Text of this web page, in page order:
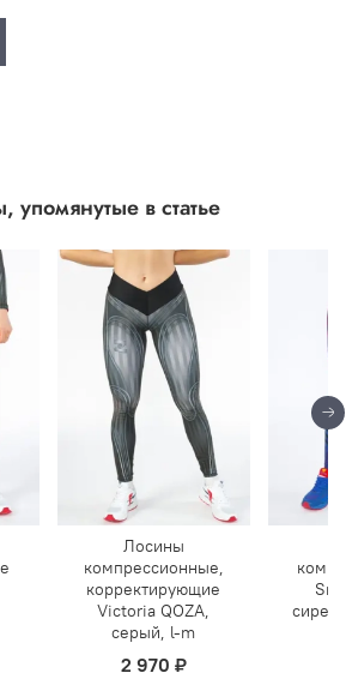
упомянутые в статье
Лосины
компрессионные,
корректирующие
Victoria QOZA,
серый, l-m
2 970 ₽